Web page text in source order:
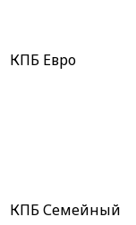
КПБ Евро
КПБ Семейный